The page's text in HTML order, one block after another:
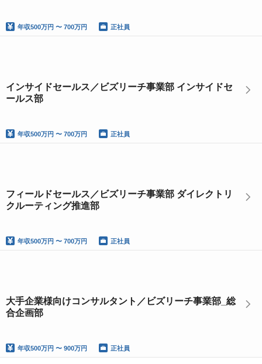
年収500万円 〜 700万円 正社員
インサイドセールス／ビズリーチ事業部 インサイドセ
ールス部
年収500万円 〜 700万円 正社員
フィールドセールス／ビズリーチ事業部 ダイレクトリ
クルーティング推進部
年収500万円 〜 700万円 正社員
大手企業様向けコンサルタント／ビズリーチ事業部_総
合企画部
年収500万円 〜 900万円 正社員